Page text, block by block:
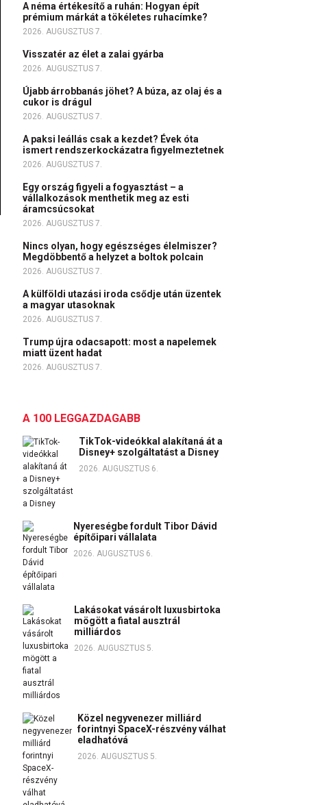
A néma értékesítő a ruhán: Hogyan épít
prémium márkát a tökéletes ruhacímke?
2026. AUGUSZTUS 7.
Visszatér az élet a zalai gyárba
2026. AUGUSZTUS 7.
Újabb árrobbanás jöhet? A búza, az olaj és a
cukor is drágul
2026. AUGUSZTUS 7.
A paksi leállás csak a kezdet? Évek óta
ismert rendszerkockázatra figyelmeztetnek
2026. AUGUSZTUS 7.
Egy ország figyeli a fogyasztást – a
vállalkozások menthetik meg az esti
áramcsúcsokat
2026. AUGUSZTUS 7.
Nincs olyan, hogy egészséges élelmiszer?
Megdöbbentő a helyzet a boltok polcain
2026. AUGUSZTUS 7.
A külföldi utazási iroda csődje után üzentek
a magyar utasoknak
2026. AUGUSZTUS 7.
Trump újra odacsapott: most a napelemek
miatt üzent hadat
2026. AUGUSZTUS 7.
A 100 LEGGAZDAGABB
TikTok-videókkal alakítaná át a
Disney+ szolgáltatást a Disney
2026. AUGUSZTUS 6.
Nyereségbe fordult Tibor Dávid
építőipari vállalata
2026. AUGUSZTUS 6.
Lakásokat vásárolt luxusbirtoka
mögött a fiatal ausztrál
milliárdos
2026. AUGUSZTUS 5.
Közel negyvenezer milliárd
forintnyi SpaceX-részvény válhat
eladhatóvá
2026. AUGUSZTUS 5.